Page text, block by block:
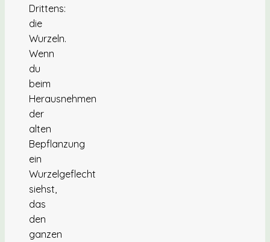
Drittens:
die
Wurzeln.
Wenn
du
beim
Herausnehmen
der
alten
Bepflanzung
ein
Wurzelgeflecht
siehst,
das
den
ganzen